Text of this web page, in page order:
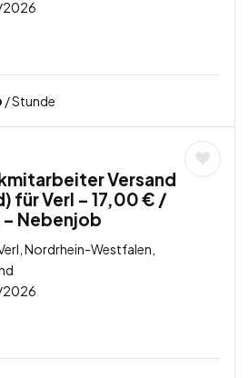
/ Stunde
Versand
für Verl – 17,00 € /
Nebenjob
Nordrhein-Westfalen,